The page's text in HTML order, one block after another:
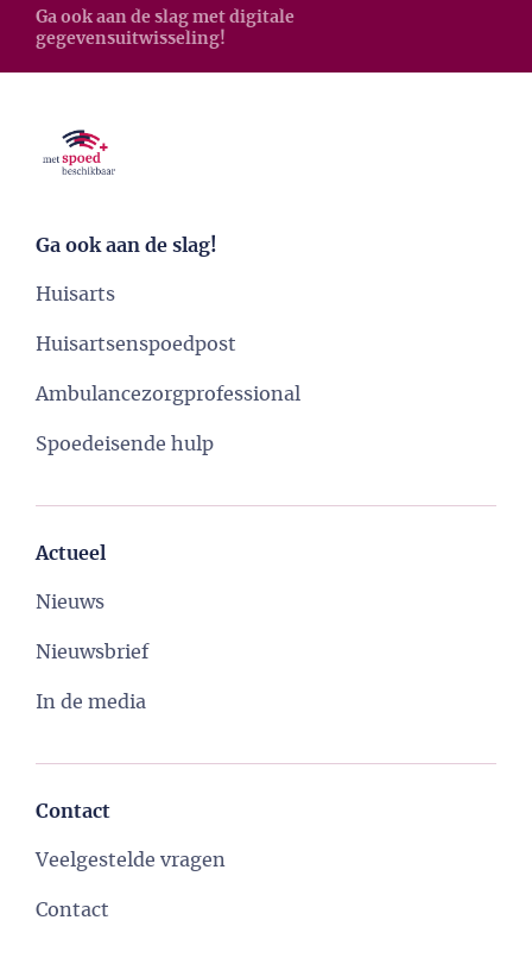
Ga ook aan de slag met digitale
gegevensuitwisseling!
Ga ook aan de slag!
Huisarts
Huisartsenspoedpost
Ambulancezorgprofessional
Spoedeisende hulp
Actueel
Nieuws
Nieuwsbrief
In de media
Contact
Veelgestelde vragen
Contact